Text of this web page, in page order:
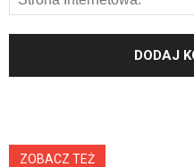
ZOBACZ TEŻ